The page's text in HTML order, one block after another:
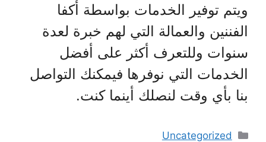
ويتم توفير الخدمات بواسطة أكفا
الفننين والعمالة التي لهم خبرة لعدة
سنوات وللتعرف أكثر على أفضل
الخدمات التي نوفرها فيمكنك التواصل
بنا بأي وقت لنصلك أينما كنت.
التصنيفات
Uncategorized